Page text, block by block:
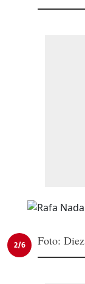
2/6 Foto: Diez